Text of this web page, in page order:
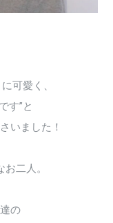
可愛く、
す”と
いました！
二人。
の